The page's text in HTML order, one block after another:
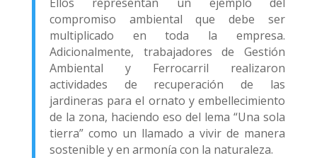
compromiso ambiental que debe ser
multiplicado en toda la empresa.
Adicionalmente, trabajadores de Gestión
Ambiental y Ferrocarril realizaron
actividades de recuperación de las
jardineras para el ornato y embellecimiento
de la zona, haciendo eso del lema “Una sola
tierra” como un llamado a vivir de manera
sostenible y en armonía con la naturaleza.